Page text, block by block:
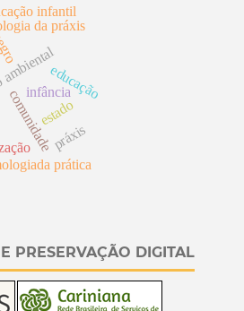
infânciaeducação
comunidadeestado
prática
da práxis
infantil
práxis
PRESERVAÇÃO DIGITAL